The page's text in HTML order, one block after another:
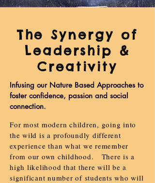
The Synergy of
Leadership &
Creativity
Infusing our Nature Based Approaches to
foster confidence, passion and social
connection.
For most modern children, going into
the wild is a profoundly different
experience than what we remember
from our own childhood. There is a
high likelihood that there will be a
significant number of students who will